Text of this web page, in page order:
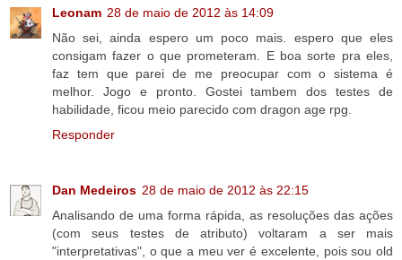
Leonam 28 de maio de 2012 às 14:09
Não sei, ainda espero um poco mais. espero que eles
consigam fazer o que prometeram. E boa sorte pra eles,
faz tem que parei de me preocupar com o sistema é
melhor. Jogo e pronto. Gostei tambem dos testes de
habilidade, ficou meio parecido com dragon age rpg.
Responder
Dan Medeiros 28 de maio de 2012 às 22:15
Analisando de uma forma rápida, as resoluções das ações
(com seus testes de atributo) voltaram a ser mais
"interpretativas", o que a meu ver é excelente, pois sou old